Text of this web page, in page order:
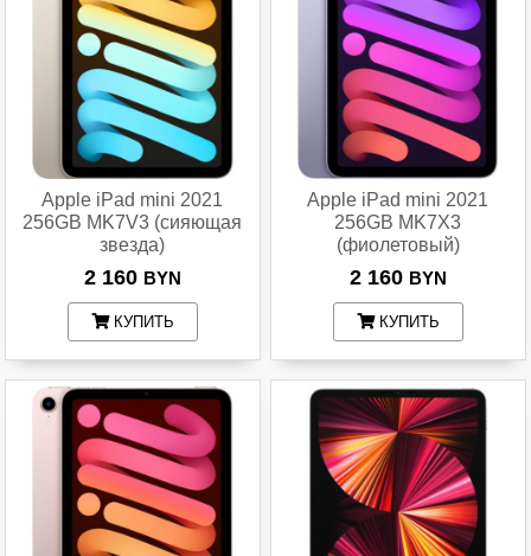
Apple iPad mini 2021
256GB MK7V3 (сияющая
звезда)
2 160 BYN
КУПИТЬ
Apple iPad mini 2021
256GB MK7X3
(фиолетовый)
2 160 BYN
КУПИТЬ